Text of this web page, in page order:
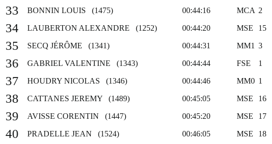
33 BONNIN LOUIS (1475) 00:44:16 MCA 2
34 LAUBERTON ALEXANDRE (1252) 00:44:20 MSE 15
35 SECQ JÉRÔME (1341) 00:44:31 MM1 3
36 GABRIEL VALENTINE (1343) 00:44:44 FSE 1
37 HOUDRY NICOLAS (1346) 00:44:46 MM0 1
38 CATTANES JEREMY (1489) 00:45:05 MSE 16
39 AVISSE CORENTIN (1447) 00:45:20 MSE 17
40 PRADELLE JEAN (1524) 00:46:05 MSE 18